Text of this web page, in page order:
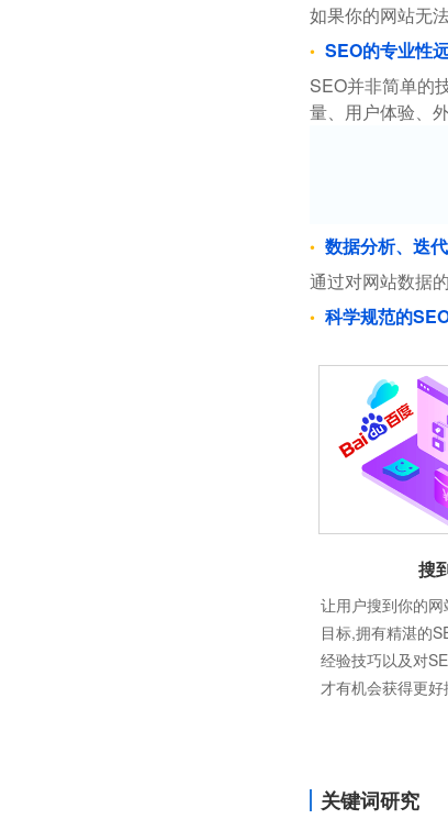
如果你的网站无
SEO的专业性
SEO并非简单的
量、用户体验、
数据分析、迭
通过对网站数据
科学规范的
搜
让用户搜到你的
目标,拥有精湛的
经验技巧以及对
才有机会获得更好
关键词研究